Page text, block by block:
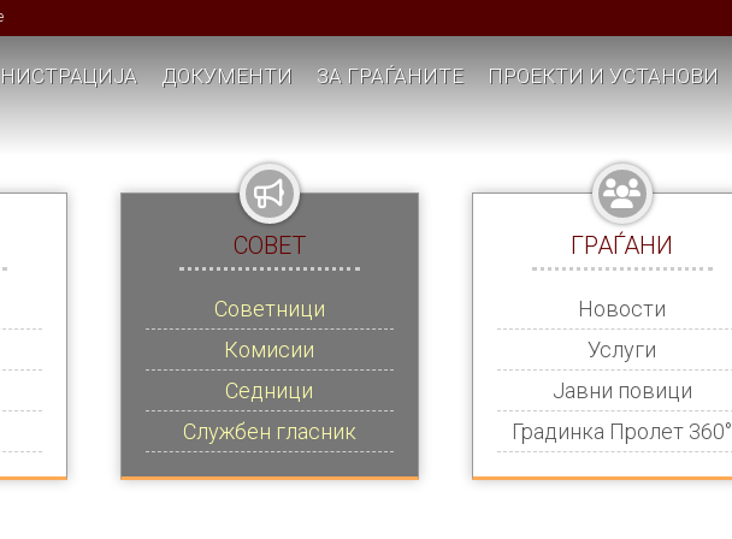
ДОКУМЕНТИ ЗА ГРАЃАНИТЕ ПРОЕКТИ И УСТАНОВИ
СОВЕТ
Советници
Комисии
Седници
Службен гласник
ГРАЃАНИ
Новости
Услуги
Јавни повици
Градинка Пролет 360°